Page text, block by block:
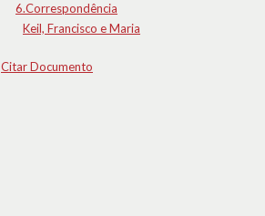
6.Correspondência
Keil, Francisco e Maria
Citar Documento